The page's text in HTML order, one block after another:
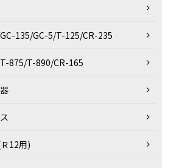
135/GC-5/T-125/CR-235
875/T-890/CR-165
12用)